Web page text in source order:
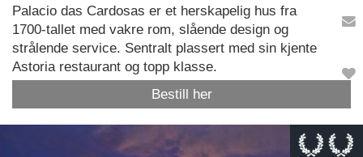
Palacio das Cardosas er et herskapelig hus fra
1700-tallet med vakre rom, slående design og
strålende service. Sentralt plassert med sin kjente
Astoria restaurant og topp klasse.
Bestill her